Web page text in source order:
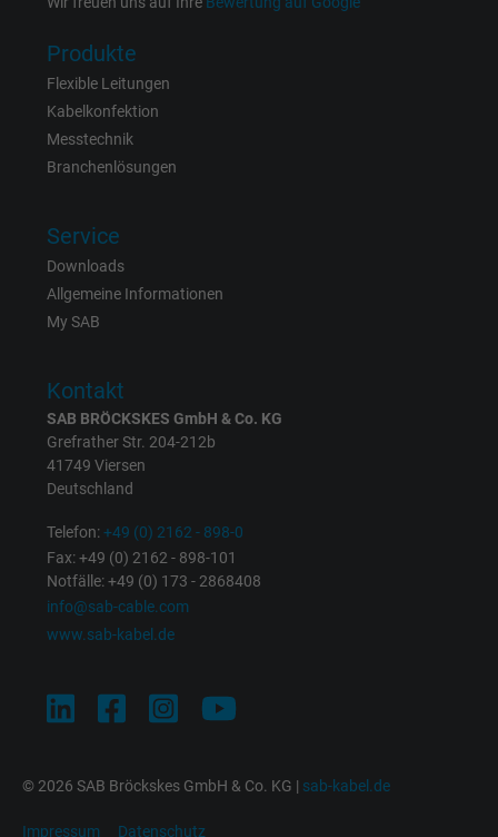
Laufzeit
Zweck
Cookie von Facebook für Website-Analyse,
Produkte
Flexible Leitungen
Kabelkonfektion
Messtechnik
Branchenlösungen
Service
Downloads
Allgemeine Informationen
My SAB
Kontakt
SAB BRÖCKSKES GmbH & Co. KG
Grefrather Str. 204-212b
41749 Viersen
Deutschland
Telefon:+49 (0) 2162 - 898-0
Fax: +49 (0) 2162 - 898-101
Notfälle: +49 (0) 173 - 2868408
info@sab-cable.com
www.sab-kabel.de
© 2026 SAB Bröckskes GmbH & Co. KG | sab-kabel.de
Impressum Datenschutz